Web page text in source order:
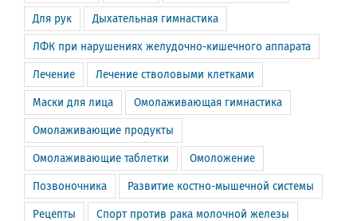
Для рук Дыхательная гимнастика
ЛФК при нарушениях желудочно-кишечного аппарата
Лечение Лечение стволовыми клетками
Маски для лица Омолаживающая гимнастика
Омолаживающие продукты
Омолаживающие таблетки Омоложение
Позвоночника Развитие костно-мышечной системы
Рецепты Спорт против рака молочной железы